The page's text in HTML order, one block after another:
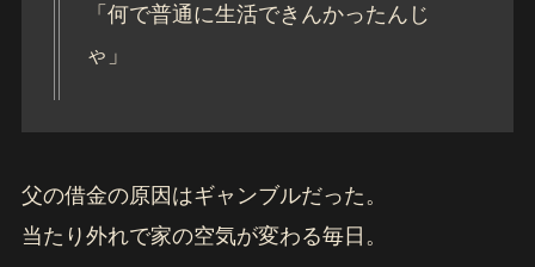
「何で普通に生活できんかったんじ
ゃ」
父の借金の原因はギャンブルだった。
当たり外れで家の空気が変わる毎日。